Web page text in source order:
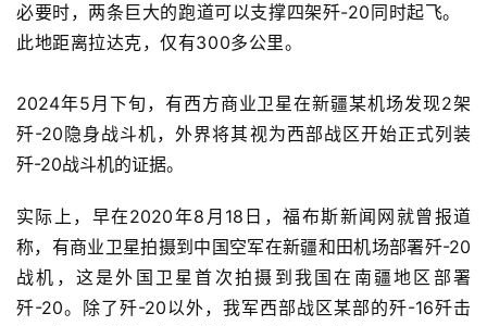
必要时， 两条巨大的跑道可以支撑四架歼-20同时起飞。
此地距离拉达克，仅有300多公里。
2024年5月下旬，有西方商业卫星在新疆某机场发现2架
歼-20隐身战斗机，外界将其视为西部战区开始正式列装
歼-20战斗机的证据。
实际上，早在2020年8月18日，福布斯新闻网就曾报道
称，有商业卫星拍摄到中国空军在新疆和田机场部署歼-20
战机，这是外国卫星首次拍摄到我国在南疆地区部署
歼-20。除了歼-20以外，我军西部战区某部的歼-16歼击